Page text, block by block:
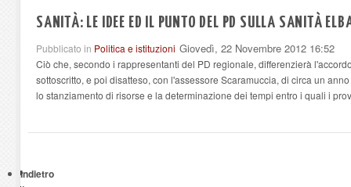
SANITÀ: LE IDEE ED IL PUNTO DEL PD SULLA SANITÀ
Pubblicato in Politica e istituzioni Giovedì, 22 Novembre 2012 16:52
Ciò che, secondo i rappresentanti del PD regionale, differenzierà
sottoscritto, e poi disatteso, con l'assessore Scaramuccia, di circa un
lo stanziamento di risorse e la determinazione dei tempi entro i quali i
Indietro